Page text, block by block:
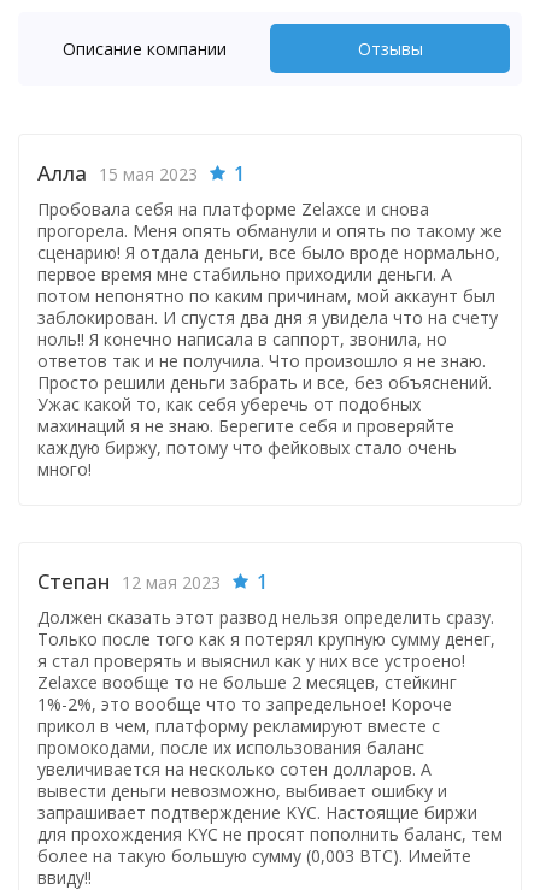
Описание компании Отзывы
Алла 15 мая 2023 1
Пробовала себя на платформе Zelaxce и снова
прогорела. Меня опять обманули и опять по такому же
сценарию! Я отдала деньги, все было вроде нормально,
первое время мне стабильно приходили деньги. А
потом непонятно по каким причинам, мой аккаунт был
заблокирован. И спустя два дня я увидела что на счету
ноль!! Я конечно написала в саппорт, звонила, но
ответов так и не получила. Что произошло я не знаю.
Просто решили деньги забрать и все, без объяснений.
Ужас какой то, как себя уберечь от подобных
махинаций я не знаю. Берегите себя и проверяйте
каждую биржу, потому что фейковых стало очень
много!
Степан 12 мая 2023 1
Должен сказать этот развод нельзя определить сразу.
Только после того как я потерял крупную сумму денег,
я стал проверять и выяснил как у них все устроено!
Zelaxce вообще то не больше 2 месяцев, стейкинг
1%-2%, это вообще что то запредельное! Короче
прикол в чем, платформу рекламируют вместе с
промокодами, после их использования баланс
увеличивается на несколько сотен долларов. А
вывести деньги невозможно, выбивает ошибку и
запрашивает подтверждение KYC. Настоящие биржи
для прохождения KYC не просят пополнить баланс, тем
более на такую большую сумму (0,003 BTC). Имейте
ввиду!!